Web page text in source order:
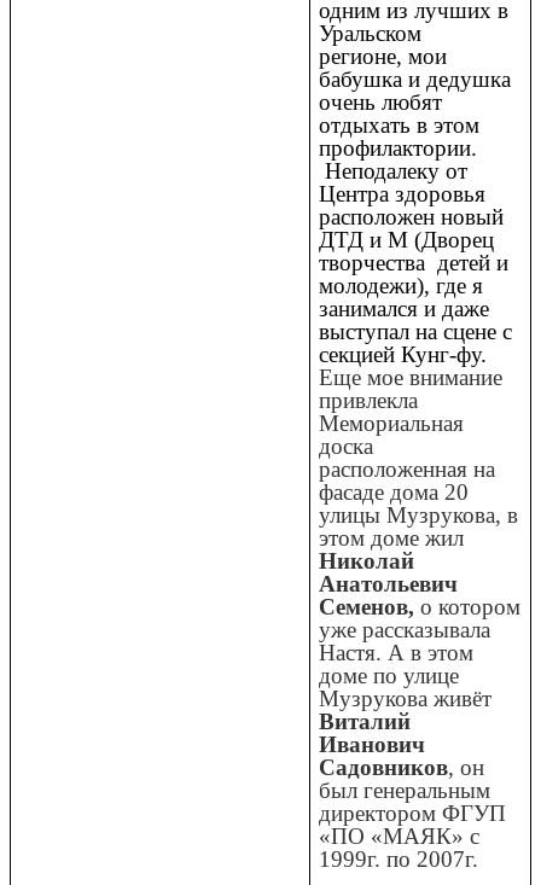
одним из лучших в
Уральском
регионе, мои
бабушка и дедушка
очень любят
отдыхать в этом
профилактории.
Неподалеку от
Центра здоровья
расположен новый
ДТД и М (Дворец
творчества детей и
молодежи), где я
занимался и даже
выступал на сцене с
секцией Кунг-фу.
Еще мое внимание
привлекла
Мемориальная
доска
расположенная на
фасаде дома 20
улицы Музрукова, в
этом доме жил
Николай
Анатольевич
Семенов,о котором
уже рассказывала
Настя. А в этом
доме по улице
Музрукова живёт
Виталий
Иванович
Садовников, он
был генеральным
директором ФГУП
«ПО «МАЯК» с
1999г. по 2007г.